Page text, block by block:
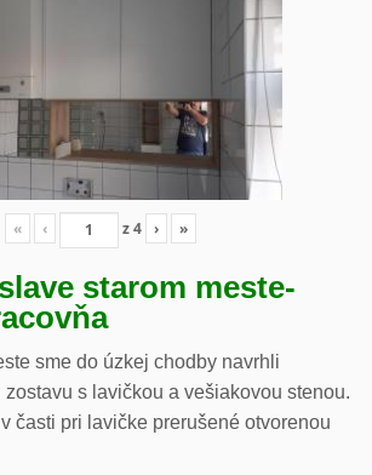
« ‹ z4 › »
starom meste-
sme do úzkej chodby navrhli
s lavičkou a vešiakovou stenou.
časti pri lavičke prerušené otvorenou